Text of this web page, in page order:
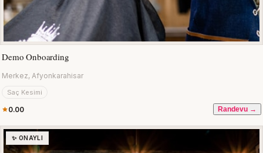
Demo Onboarding
Merkez, Afyonkarahisar
Saç Kesimi
0.00 Randevu →
✨ ONAYLI